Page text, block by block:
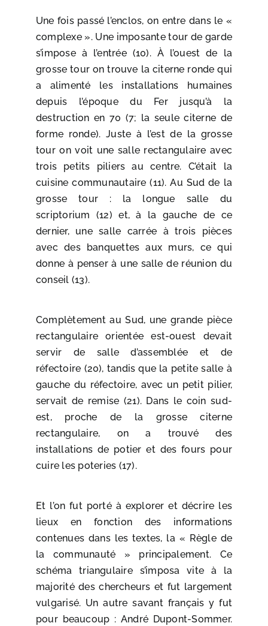
Une fois passé l’enclos, on entre dans le «
complexe ». Une imposante tour de garde
s’impose à l’entrée (10). À l’ouest de la
grosse tour on trouve la citerne ronde qui
a alimenté les installations humaines
depuis l’époque du Fer jusqu’à la
destruction en 70 (7; la seule citerne de
forme ronde). Juste à l’est de la grosse
tour on voit une salle rectangulaire avec
trois petits piliers au centre. C’était la
cuisine communautaire (11). Au Sud de la
grosse tour : la longue salle du
scriptorium (12) et, à la gauche de ce
dernier, une salle carrée à trois pièces
avec des banquettes aux murs, ce qui
donne à penser à une salle de réunion du
conseil (13).
Complètement au Sud, une grande pièce
rectangulaire orientée est-ouest devait
servir de salle d’assemblée et de
réfectoire (20), tandis que la petite salle à
gauche du réfectoire, avec un petit pilier,
servait de remise (21). Dans le coin sud-
est, proche de la grosse citerne
rectangulaire, on a trouvé des
installations de potier et des fours pour
cuire les poteries (17).
Et l’on fut porté à explorer et décrire les
lieux en fonction des informations
contenues dans les textes, la « Règle de
la communauté » principalement. Ce
schéma triangulaire s’imposa vite à la
majorité des chercheurs et fut largement
vulgarisé. Un autre savant français y fut
pour beaucoup : André Dupont-Sommer.